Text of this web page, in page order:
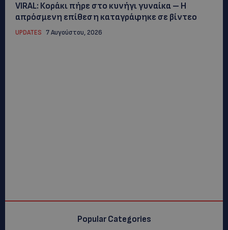
VIRAL: Κοράκι πήρε στο κυνήγι γυναίκα – Η
απρόσμενη επίθεση καταγράφηκε σε βίντεο
UPDATES 7 Αυγούστου, 2026
Popular Categories